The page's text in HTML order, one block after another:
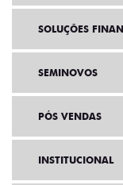
SOLUÇÕES
SEMINOVOS
PÓS VENDAS
INSTITUCIONAL